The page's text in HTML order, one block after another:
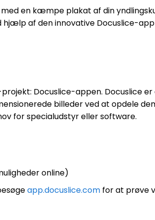
en kæmpe plakat af din
af den innovative Docuslice-
Docuslice-appen. Docuslice
billeder ved at opdele
for specialudstyr eller software.
online)
app.docuslice.com for at prøve